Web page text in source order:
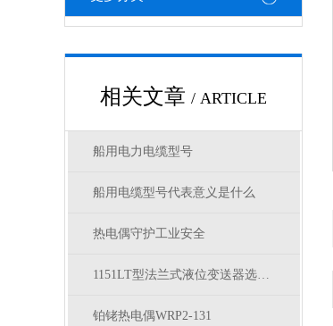
相关文章 / ARTICLE
船用电力电缆型号
船用电缆型号代表意义是什么
热电偶守护工业安全
1151LT型法兰式液位变送器选型表
铂铑热电偶WRP2-131